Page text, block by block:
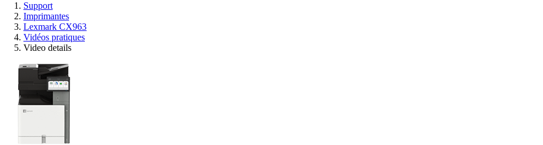
Support
Imprimantes
Lexmark CX963
Vidéos pratiques
Video details